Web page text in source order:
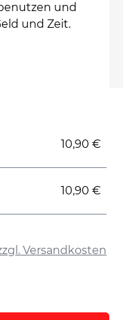
und
und Zeit.
Versandkosten
10,90 €
10,90 €